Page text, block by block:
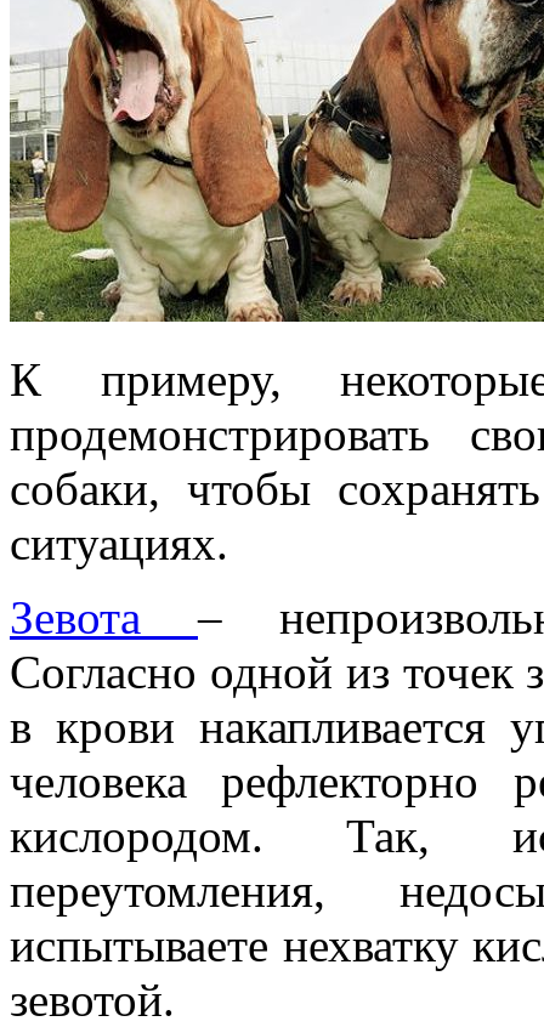
К примеру,
продемонстрировать
собаки, чтобы
ситуациях.
Зевота–
Согласно одной из точек
в крови накапливается
человека рефлекторно
кислородом. Так,
переутомления,
испытываете нехватку
зевотой.